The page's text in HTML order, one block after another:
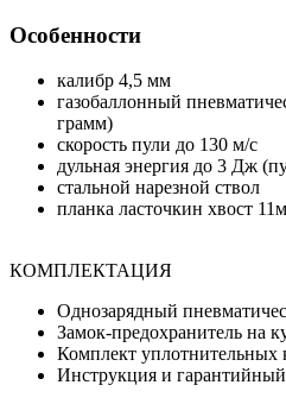
Особенности
калибр 4,5 мм
газобаллонный
грамм)
скорость пули до 130 м/с
дульная энергия до 3 Дж
стальной нарезной ствол
планка ласточкин хвост
КОМПЛЕКТАЦИЯ
Однозарядный
Замок-предохранитель на
Комплект уплотнительных
Инструкция и